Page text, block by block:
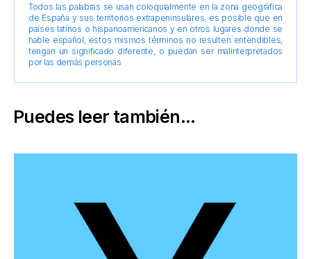
Todos las palabras se usan coloquialmente en la zona geográfica
de España y sus territorios extrapeninsulares, es posible que en
países latinos o hispanoamericanos y en otros lugares donde se
hable español, estos mismos términos no resulten entendibles,
tengan un significado diferente, o puedan ser malinterpretados
por las demás personas
Puedes leer también...